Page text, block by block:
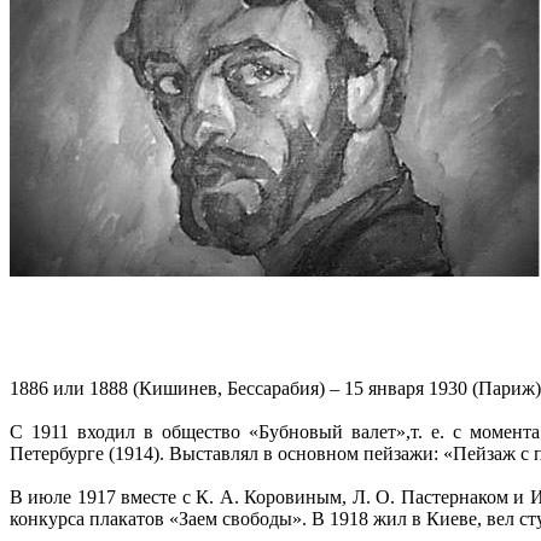
1886 или 1888 (Кишинев, Бессарабия) – 15 января 1930 (Париж)
C 1911 входил в общество «Бубновый валет»,т. е. с
Петербурге (1914). Выставлял в основном пейзажи: «Пейзаж
В июле 1917 вместе с К. А. Коровиным, Л. О. Пастернаком и И.
конкурса плакатов «Заем свободы». В 1918 жил в Киеве, вел